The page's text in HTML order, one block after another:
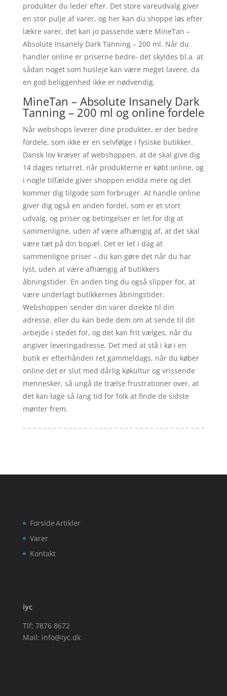
produkter du leder efter. Det store vareudvalg giver
en stor pulje af varer, og her kan du shoppe løs efter
lækre varer, det kan jo passende være MineTan –
Absolute Insanely Dark Tanning – 200 ml. Når du
handler online er priserne bedre- det skyldes bl.a. at
sådan noget som husleje kan være meget lavere, da
en god beliggenhed ikke er nødvendig.
MineTan – Absolute Insanely Dark
Tanning – 200 ml og online fordele
Når webshops leverer dine produkter, er der bedre
fordele, som ikke er en selvfølge i fysiske butikker.
Dansk lov kræver af webshoppen, at de skal give dig
14 dages returret. når produkterne er købt online, og
i nogle tilfælde giver shoppen endda mere og det
kommer dig tilgode som forbruger. At handle online
giver dig også en anden fordel, som er et stort
udvalg, og priser og betingelser er let for dig at
sammenligne, uden af være afhængig af, at det skal
være tæt på din bopæl. Det er let i dag at
sammenligne priser – du kan gøre det når du har
lyst, uden at være afhængig af butikkers
åbningstider. En anden ting du også slipper for, at
være underlagt butikkernes åbningstider.
Webshoppen sender din varer direkte til din
adresse, eller du kan bede dem om at sende til dit
arbejde i stedet for, og det kan frit vælges, når du
angiver leveringadresse. Det med at stå i kø i en
butik er efterhånden ret gammeldags, når du køber
online det er slut med dårlig køkultur og vrissende
mennesker, så ungå de trælse frustrationer over, at
det kan tage så lang tid for folk at finde de sidste
mønter frem.
Forside
Varer
Kontakt
Artikler
iyc
Tlf: 7876 8672
Mail: info@iyc.dk